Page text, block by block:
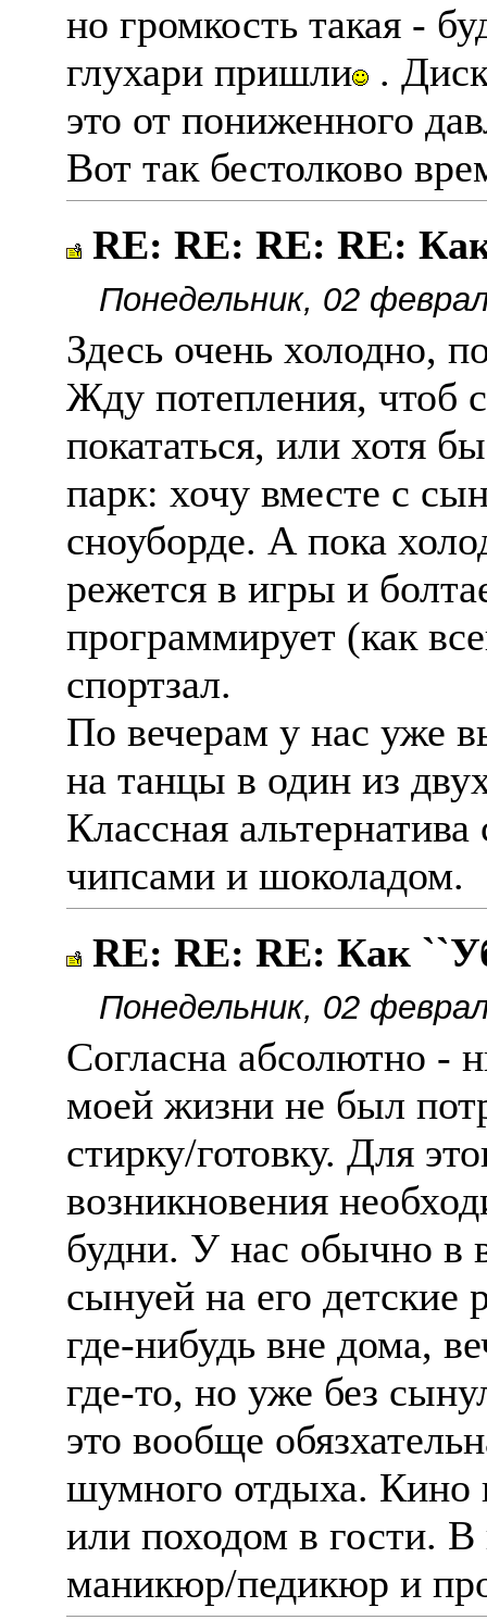
но громкость такая -
глухари пришли
.
это от пониженного
Вот так бестолково
RE: RE: RE: RE:
Понедельник, 02
Здесь очень холодно,
Жду потепления, чтоб
покататься, или хотя
парк: хочу вместе с
сноуборде. А пока
режется в игры и
программирует (как
спортзал.
По вечерам у нас уже
на танцы в один из
Классная
чипсами и шоколадом.
RE: RE: RE: Как
Понедельник, 02
Согласна абсолютно -
моей жизни не был
стирку/готовку. Для
возникновения
будни. У нас обычно в
сынуей на его детские
где-нибудь вне дома,
где-то, но уже без
это вообще
шумного отдыха. Кино
или походом в гости.
маникюр/педикюр и